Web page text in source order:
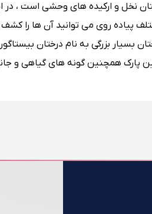
نخل و ارکیده های وحشی است ، در
پیاده روی می توانید آن ها را کشف
بسیار بزرگی به نام درختان
پارک همچنین گونه های گیاهی و